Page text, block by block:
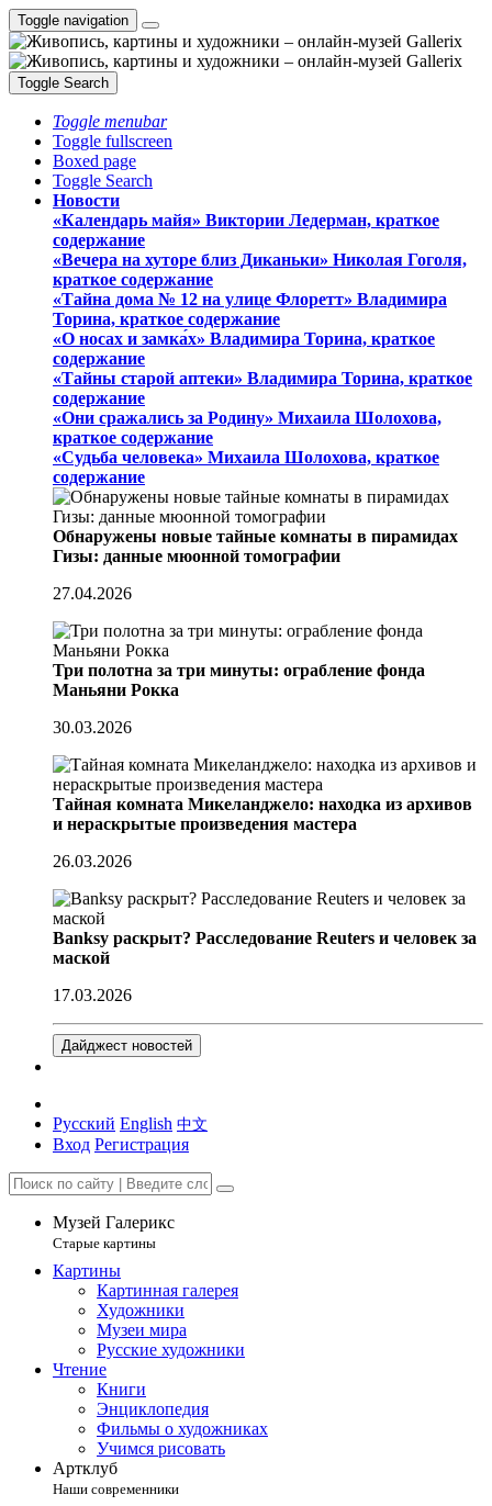
Toggle navigation
Toggle Search
Toggle menubar
Toggle fullscreen
Boxed page
Toggle Search
Новости
«Календарь майя» Виктории Ледерман, краткое
содержание
«Вечера на хуторе близ Диканьки» Николая Гоголя,
краткое содержание
«Тайна дома № 12 на улице Флоретт» Владимира
Торина, краткое содержание
«О носах и замка́х» Владимира Торина, краткое
содержание
«Тайны старой аптеки» Владимира Торина, краткое
содержание
«Они сражались за Родину» Михаила Шолохова,
краткое содержание
«Судьба человека» Михаила Шолохова, краткое
содержание
Обнаружены новые тайные комнаты в пирамидах
Гизы: данные мюонной томографии
27.04.2026
Три полотна за три минуты: ограбление фонда
Маньяни Рокка
30.03.2026
Тайная комната Микеланджело: находка из архивов
и нераскрытые произведения мастера
26.03.2026
Banksy раскрыт? Расследование Reuters и человек за
маской
17.03.2026
Дайджест новостей
Русский English 中文
Вход Регистрация
Музей Галерикс
Старые картины
Картины
Картинная галерея
Художники
Музеи мира
Русские художники
Чтение
Книги
Энциклопедия
Фильмы о художниках
Учимся рисовать
Артклуб
Наши современники